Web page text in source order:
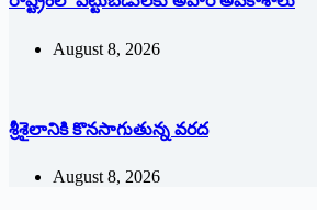
August 8, 2026
శ్రీశైలానికి కొనసాగుతున్న వరద
August 8, 2026